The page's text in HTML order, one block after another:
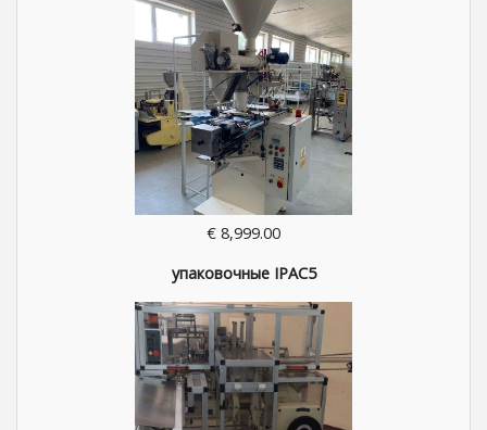
€ 8,999.00
упаковочные IPAC5